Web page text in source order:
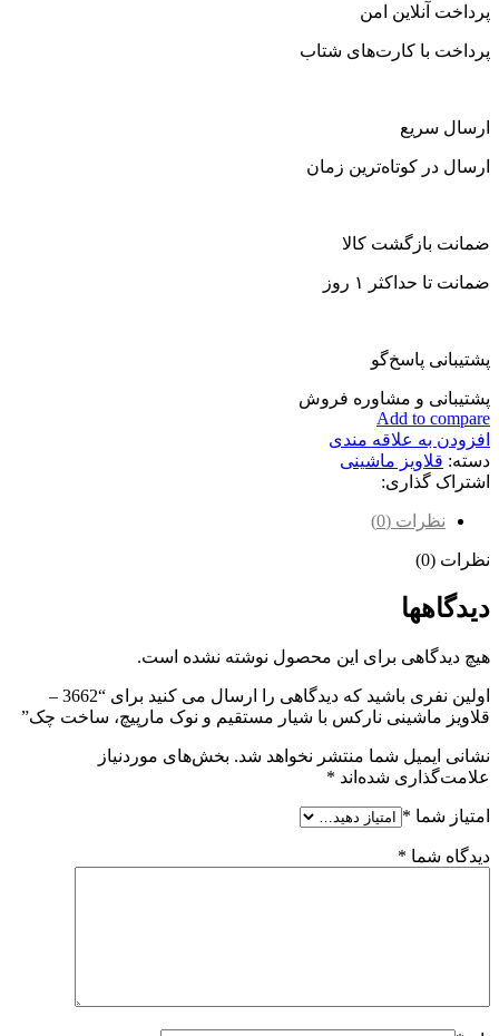
پرداخت آنلاین امن
پرداخت با کارت‌های شتاب
ارسال سریع
ارسال در کوتاه‌ترین زمان
ضمانت بازگشت کالا
ضمانت تا حداکثر ۱ روز
پشتیبانی پاسخ‌گو
پشتیبانی و مشاوره فروش
Add to compare
افزودن به علاقه مندی
دسته: قلاویز ماشینی
اشتراک گذاری:
نظرات (0)
نظرات (0)
دیدگاهها
هیچ دیدگاهی برای این محصول نوشته نشده است.
اولین نفری باشید که دیدگاهی را ارسال می کنید برای “3662 –
قلاویز ماشینی نارکس با شیار مستقیم و نوک مارپیچ، ساخت چک”
نشانی ایمیل شما منتشر نخواهد شد. بخش‌های موردنیاز
علامت‌گذاری شده‌اند *
امتیاز شما *
دیدگاه شما *